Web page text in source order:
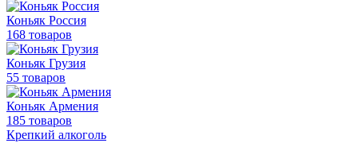
Коньяк Россия
168 товаров
Коньяк Грузия
55 товаров
Коньяк Армения
185 товаров
Крепкий алкоголь